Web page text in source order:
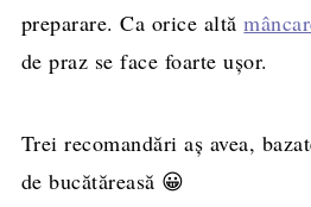
preparare. Ca orice altă
de praz se face foarte ușor.
Trei recomandări aș avea,
de bucătăreasă 😀